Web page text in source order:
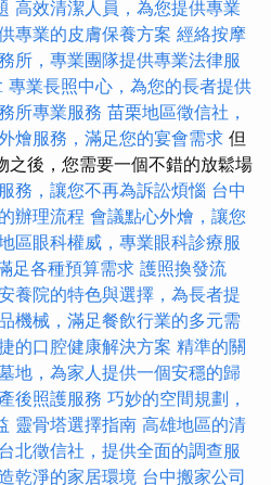
高效清潔人員，為您提供專業
專業的皮膚保養方案 經絡按摩
所，專業團隊提供專業法律服
專業長照中心，為您的長者提供
所專業服務 苗栗地區徵信社，
燴服務，滿足您的宴會需求 但
之後，您需要一個不錯的放鬆場
務，讓您不再為訴訟煩惱 台中
辦理流程 會議點心外燴，讓您
區眼科權威，專業眼科診療服
足各種預算需求 護照換發流
養院的特色與選擇，為長者提
機械，滿足餐飲行業的多元需
的口腔健康解決方案 精準的關
地，為家人提供一個安穩的歸
後照護服務 巧妙的空間規劃，
靈骨塔選擇指南 高雄地區的清
台北徵信社，提供全面的調查服
乾淨的家居環境 台中搬家公司